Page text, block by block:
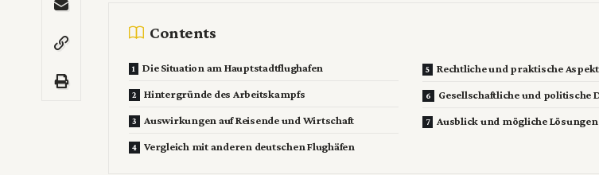
Contents
Die Situation am Hauptstadtflughafen
Hintergründe des Arbeitskampfs
Auswirkungen auf Reisende und Wirtschaft
Vergleich mit anderen deutschen Flughäfen
Rechtliche und praktische
Gesellschaftliche und politische
Ausblick und mögliche Lösungen